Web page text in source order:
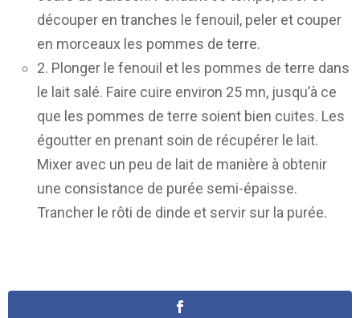
découper en tranches le fenouil, peler et couper
en morceaux les pommes de terre.
2. Plonger le fenouil et les pommes de terre dans
le lait salé. Faire cuire environ 25 mn, jusqu’à ce
que les pommes de terre soient bien cuites. Les
égoutter en prenant soin de récupérer le lait.
Mixer avec un peu de lait de manière à obtenir
une consistance de purée semi-épaisse.
Trancher le rôti de dinde et servir sur la purée.